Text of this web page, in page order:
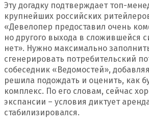
Эту догадку подтверждает топ-
крупнейших российских
«Девелопер предоставил очень
но другого выхода в сложившейся
нет». Нужно максимально
сгенерировать потребительский
собеседник «Ведомостей»,
решила подождать и оценить, как
комплекс. По его словам, сейчас
экспансии – условия диктует
стабилизировался.